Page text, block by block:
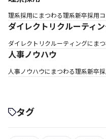
理系採用にまつわる理系新卒採用
ダイレクトリクルーティ
ダイレクトリクルーティングにま
人事ノウハウ
人事ノウハウにまつわる理系新卒
タグ